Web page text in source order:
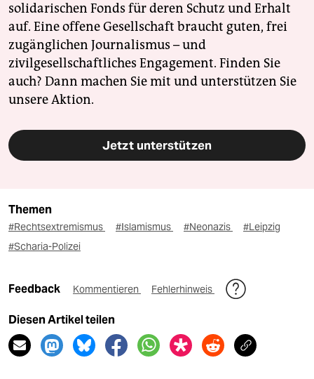
solidarischen Fonds für deren Schutz und Erhalt
auf. Eine offene Gesellschaft braucht guten, frei
zugänglichen Journalismus – und
zivilgesellschaftliches Engagement. Finden Sie
auch? Dann machen Sie mit und unterstützen Sie
unsere Aktion.
Jetzt unterstützen
Themen
#Rechtsextremismus #Islamismus #Neonazis
#Leipzig
#Scharia-Polizei
Feedback Kommentieren Fehlerhinweis
Diesen Artikel teilen